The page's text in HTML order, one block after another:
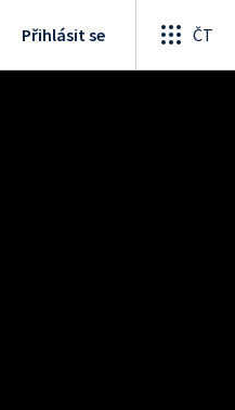
Přihlásit se ČT